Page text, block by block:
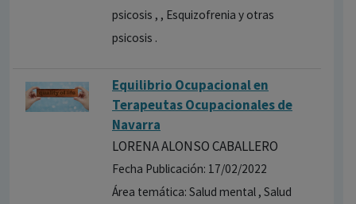
psicosis , , Esquizofrenia y otras
psicosis .
Equilibrio Ocupacional en
Terapeutas Ocupacionales de
Navarra
LORENA ALONSO CABALLERO
Fecha Publicación: 17/02/2022
Área temática: Salud mental , Salud